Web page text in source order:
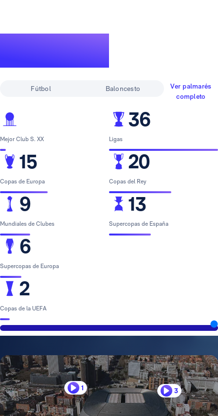
Fútbol Baloncesto
Ver palmarés
completo
Mejor Club S. XX
15
Copas de Europa
9
Mundiales de Clubes
6
Supercopas de Europa
2
Copas de la UEFA
36
Ligas
20
Copas del Rey
13
Supercopas de España
1 3